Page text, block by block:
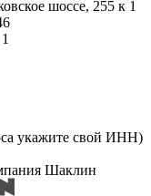
шоссе, 255 к 1
укажите свой ИНН)
Шаклин